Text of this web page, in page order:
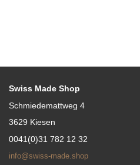
Swiss Made Shop
Schmiedemattweg 4
3629 Kiesen
0041(0)31 782 12 32
info@swiss-made.shop